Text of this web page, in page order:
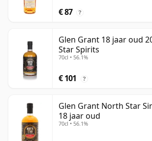
€ 87 ?
Glen Grant 18 jaar oud
Star Spirits
70cl • 56.1%
€ 101 ?
Glen Grant North Star
18 jaar oud
70cl • 56.1%